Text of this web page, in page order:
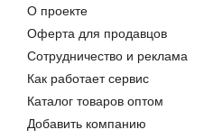
О проекте
Оферта для продавцов
Сотрудничество и реклама
Как работает сервис
Каталог товаров оптом
Добавить компанию